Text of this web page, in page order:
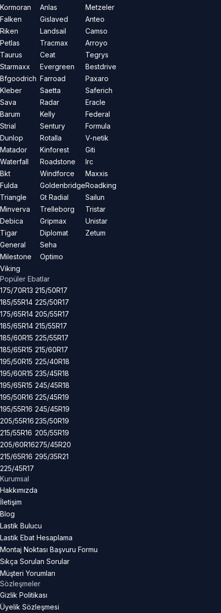
Kormoran
Falken
Riken
Petlas
Taurus
Starmaxx
Bfgoodrich
Kleber
Sava
Barum
Strial
Dunlop
Matador
Waterfall
Bkt
Fulda
Triangle
Minverva
Debica
Tigar
General
Milestone
Viking
Anlas
Gislaved
Landsail
Tracmax
Ceat
Evergreen
Farroad
Saetta
Radar
Kelly
Sentury
Rotalla
Kinforest
Roadstone
Windforce
Goldenbridge
Gt Radial
Trelleborg
Gripmax
Diplomat
Seha
Optimo
Metzeler
Anteo
Camso
Arroyo
Tegrys
Bestdrive
Paxaro
Saferich
Eracle
Federal
Formula
V-netik
Giti
Irc
Maxxis
Roadking
Sailun
Tristar
Unistar
Zetum
Popüler Ebatlar
175/70R13
185/55R14
175/65R14
185/65R14
185/60R15
185/65R15
195/50R15
195/60R15
195/65R15
195/50R16
195/55R16
205/55R16
215/55R16
205/60R16
215/65R16
225/45R17
215/50R17
225/50R17
205/55R17
215/55R17
225/55R17
215/60R17
225/40R18
235/45R18
245/45R18
225/45R19
245/45R19
235/50R19
205/55R19
275/45R20
295/35R21
Kurumsal
Hakkımızda
İletişim
Blog
Lastik Bulucu
Lastik Ebat Hesaplama
Montaj Noktası Başvuru Formu
Sıkça Sorulan Sorular
Müşteri Yorumları
Sözleşmeler
Gizlik Politikası
Üyelik Sözleşmesi